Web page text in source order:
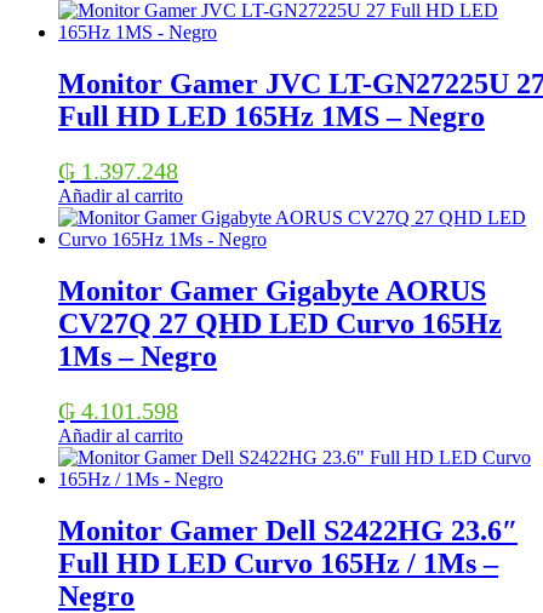
Monitor Gamer JVC LT-GN27225U
Full HD LED 165Hz 1MS – Negro
₲ 1.397.248
Añadir al carrito
Monitor Gamer Gigabyte AORUS
CV27Q 27 QHD LED Curvo 165Hz
1Ms – Negro
₲ 4.101.598
Añadir al carrito
Monitor Gamer Dell S2422HG 23.6″
Full HD LED Curvo 165Hz / 1Ms –
Negro